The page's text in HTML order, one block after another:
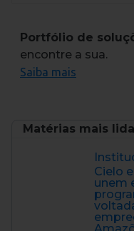
Portfólio de
encontre a sua.
Saiba mais
Matérias mais
Cielo
unem